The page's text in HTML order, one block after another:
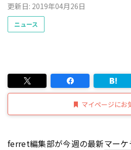
更新日: 2019年04月26日
ニュース
マイページにお
ferret編集部が今週の最新マー